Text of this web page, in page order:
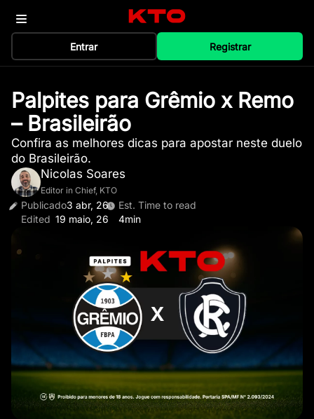
Entrar Registrar
Palpites para Grêmio x Remo
– Brasileirão
Confira as melhores dicas para apostar neste duelo
do Brasileirão.
Nicolas Soares
Editor in Chief, KTO
Publicado3 abr, 26
Edited 19 maio, 26
Est. Time to read
4min